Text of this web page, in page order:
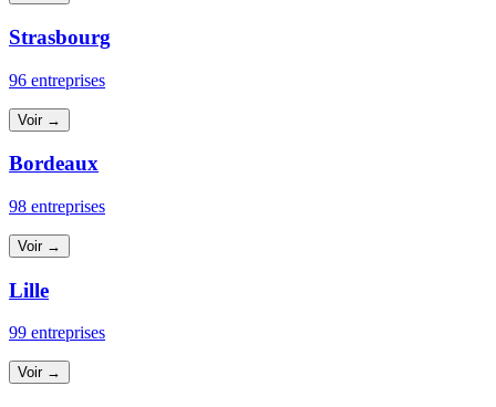
Strasbourg
96 entreprises
Voir →
Bordeaux
98 entreprises
Voir →
Lille
99 entreprises
Voir →